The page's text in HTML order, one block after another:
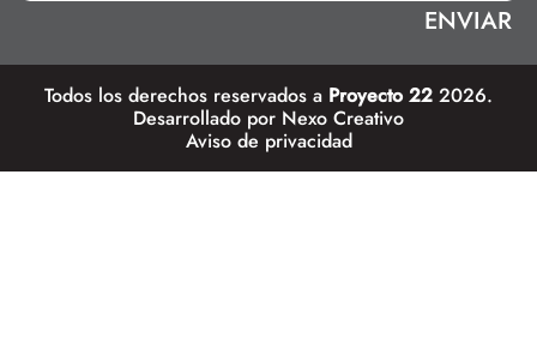
Todos los derechos reservados a Proyecto 22 2026.
Desarrollado por Nexo Creativo
Aviso de privacidad